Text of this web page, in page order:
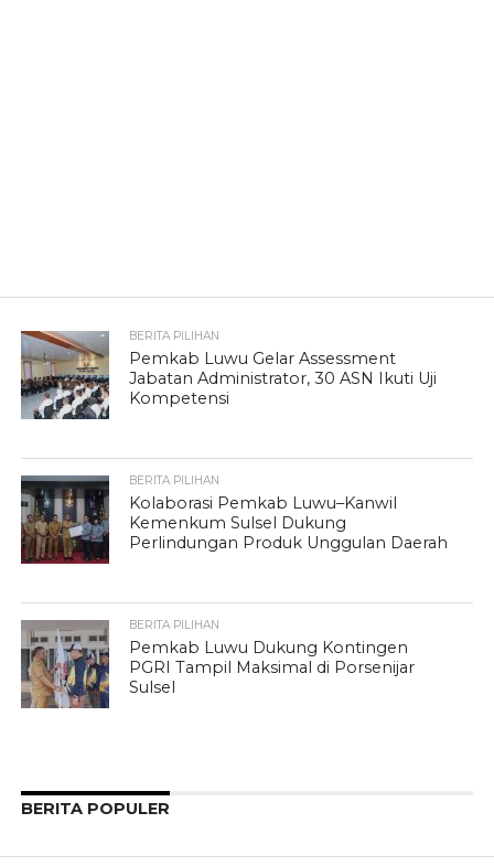
BERITA PILIHAN
Pemkab Luwu Gelar Assessment
Jabatan Administrator, 30 ASN Ikuti Uji
Kompetensi
BERITA PILIHAN
Kolaborasi Pemkab Luwu–Kanwil
Kemenkum Sulsel Dukung
Perlindungan Produk Unggulan Daerah
BERITA PILIHAN
Pemkab Luwu Dukung Kontingen
PGRI Tampil Maksimal di Porsenijar
Sulsel
BERITA POPULER